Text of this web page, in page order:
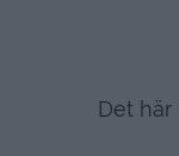
Det